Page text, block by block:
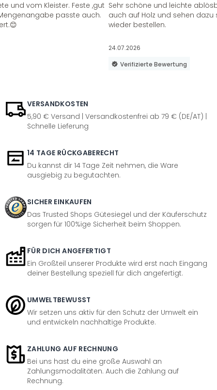
und vom Kleister. Feste ,gut
passte auch.
Sehr schöne und leichte
auch auf Holz und sehen
wieder bestellen.
24.07.2026
Verifizierte Bewertung
VERSANDKOSTEN
5,90 € Versand | Versandkostenfrei ab 79 € (DE/AT) |
Schnelle Lieferung
14 TAGE RÜCKGABERECHT
Du kannst dir 14 Tage Zeit nehmen, die Ware
ausgiebig zu begutachten.
SICHER EINKAUFEN
Das Trusted Shops Gütesiegel und der Käuferschutz
sorgen für 100%ige Sicherheit beim Shoppen.
FÜR DICH ANGEFERTIGT
Ein Großteil unserer Produkte wird erst nach Eingang
deiner Bestellung speziell für dich angefertigt.
UMWELTBEWUSST
Wir setzen uns aktiv für den Schutz der Umwelt ein
und entwickeln nachhaltige Produkte.
ZAHLUNG AUF RECHNUNG
Bei uns hast du eine große Auswahl an
Zahlungsmodalitäten. Auch die Zahlung auf
Rechnung.